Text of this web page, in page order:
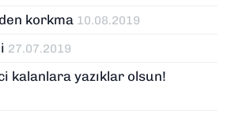
korkma 10.08.2019
27.07.2019
kalanlara yazıklar olsun!